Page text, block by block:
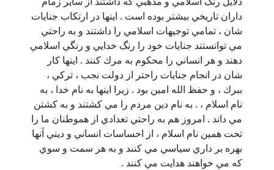
داران تاريخي بيشتر بوده است . اينها در ارتكاب جنايات
شان ، تمامي توجيهات اسلامي را داشتند و به راحتي
مي توانستند جنايات خود را رنگ خدايي و رنگي اسلامي
دهند و هر انساني را محكوم به مرك كنند . اينها كار
شان در انجام جنايات راحتر از دولت نجب ، تركي ،
ببرك ، و حفظ الله امين بود . زيرا اينها به نام خدا ، به
نام اسلام ، . به نام دين مردم را مي كشتند و به كشتن
مي داند . امروز هم به راحتي تعدادي از هموطنان ما را
تحت همين نام اسلام ، از احساسات انساني و ديني آنها
بهره بر داري سياسي مي كنند و به هر سمت و سوي
كه مي خواهند هدايت مي كنند .